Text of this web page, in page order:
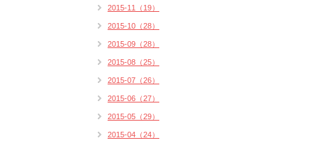
2015-11（19）
2015-10（28）
2015-09（28）
2015-08（25）
2015-07（26）
2015-06（27）
2015-05（29）
2015-04（24）